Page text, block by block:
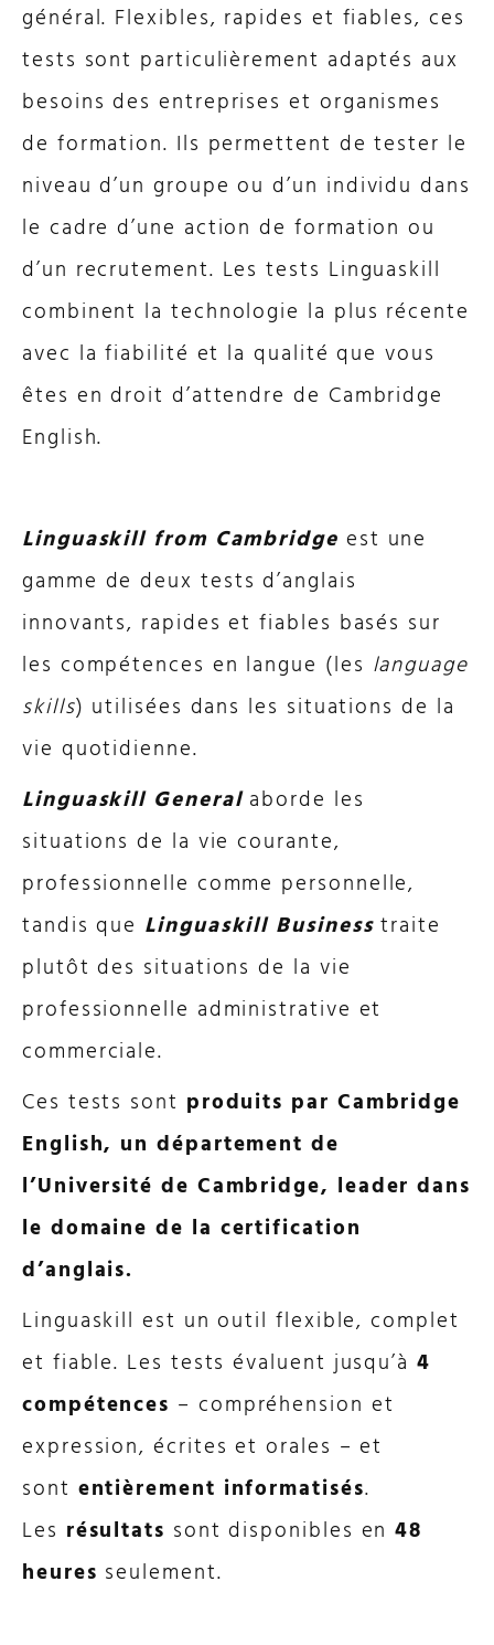
général. Flexibles, rapides et fiables, ces
tests sont particulièrement adaptés aux
besoins des entreprises et organismes
de formation. Ils permettent de tester le
niveau d’un groupe ou d’un individu dans
le cadre d’une action de formation ou
d’un recrutement. Les tests Linguaskill
combinent la technologie la plus récente
avec la fiabilité et la qualité que vous
êtes en droit d’attendre de Cambridge
English.
Linguaskill from Cambridge est une
gamme de deux tests d’anglais
innovants, rapides et fiables basés sur
les compétences en langue (les language
skills) utilisées dans les situations de la
vie quotidienne.
Linguaskill Generalaborde les
situations de la vie courante,
professionnelle comme personnelle,
tandis que Linguaskill Businesstraite
plutôt des situations de la vie
professionnelle administrative et
commerciale.
Ces tests sont produits par Cambridge
English, un département de
l’Université de Cambridge, leader dans
le domaine de la certification
d’anglais.
Linguaskill est un outil flexible, complet
et fiable. Les tests évaluent jusqu’à 4
compétences – compréhension et
expression, écrites et orales – et
sont entièrement informatisés.
Les résultats sont disponibles en48
heures seulement.